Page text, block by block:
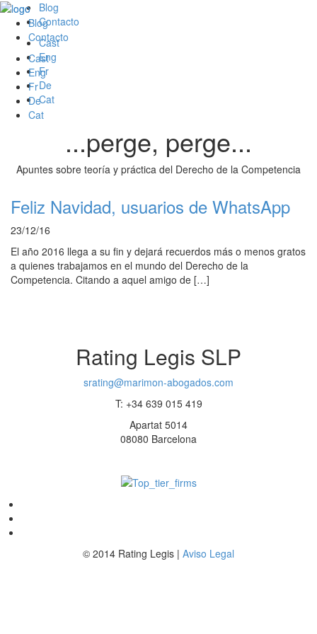
Blog
Contacto
Cast
Eng
Fr
De
Cat
Blog
Contacto
Cast
Eng
Fr
De
Cat
...perge, perge...
Apuntes sobre teoría y práctica del Derecho de la Competencia
Feliz Navidad, usuarios de WhatsApp
23/12/16
El año 2016 llega a su fin y dejará recuerdos más o menos gratos
a quienes trabajamos en el mundo del Derecho de la
Competencia. Citando a aquel amigo de […]
Rating Legis SLP
srating@marimon-abogados.com
T: +34 639 015 419
Apartat 5014
08080 Barcelona
© 2014 Rating Legis | Aviso Legal